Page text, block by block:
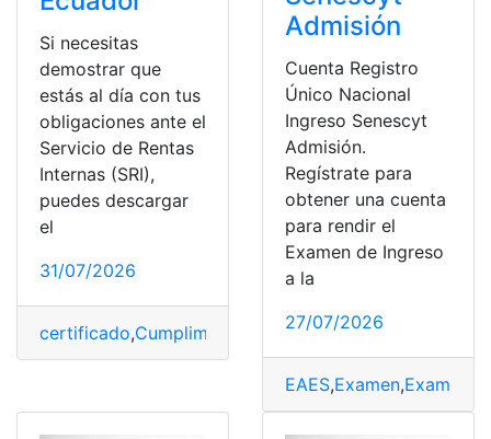
Si necesitas
demostrar que
estás al día con tus
obligaciones ante el
Servicio de Rentas
Internas (SRI),
puedes descargar
el
31/07/2026
certificado,Cumplimiento Ecuador,Obtener
Admisión
Cuenta Registro
Único Nacional
Ingreso Senescyt
Admisión.
Regístrate para
obtener una cuenta
para rendir el
Examen de Ingreso
a la
27/07/2026
EAES,Examen,Examen